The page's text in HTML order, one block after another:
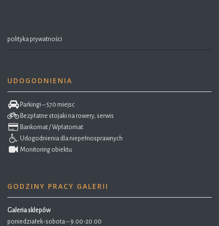
polityka prywatności
UDOGODNIENIA
Parkingi – 570 miejsc
Bezpłatne stojaki na rowery, serwis
Bankomat / Wpłatomat
Udogodnienia dla niepełnosprawnych
Monitoring obiektu
GODZINY PRACY GALERII
Galeria sklepów
poniedziałek-sobota – 9.00-20.00